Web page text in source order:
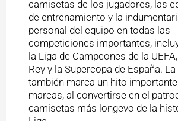
camisetas de los jugadores, las
de entrenamiento y la
personal del equipo en todas las
competiciones importantes,
la Liga de Campeones de la
Rey y la Supercopa de España.
también marca un hito
marcas, al convertirse en el
camisetas más longevo de la